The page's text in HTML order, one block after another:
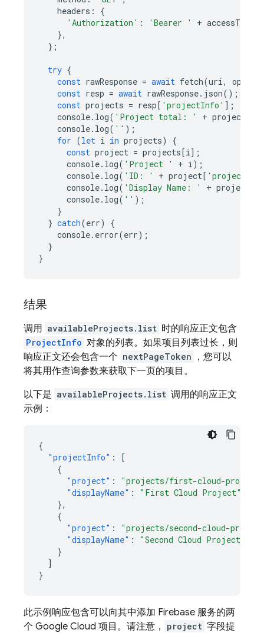
headers :
{
'Authorization' : 'Bearer ' + accessToken
},
};
try {
const rawResponse = await fetch(uri,
const resp = await rawResponse. json();
const projects = resp[ 'projectInfo' ];
console. log( 'Project total: ' + projects
console. log( '' );
for (let i in projects)
{
const project = projects[i];
console. log( 'Project ' + i);
console. log( 'ID: ' + project[ 'project'
console. log( 'Display Name: ' + project
console. log( '' );
}
} catch(err)
{
console. error(err);
}
}
结果
调用 availableProjects.list 时的响应正文包含
ProjectInfo 对象的列表。如果项目列表过长，则
响应正文还会包含一个 nextPageToken
，您可以
将其用作查询参数来获取下一页的项目。
以下是 availableProjects.list 调用的响应正文
示例：
{
"projectInfo" :
[
{
"project" :
"projects/first-cloud-project"
"displayName" :
"First Cloud Project"
},
{
"project" :
"projects/second-cloud-
"displayName" :
"Second Cloud Project"
}
]
}
此示例响应包含可以向其中添加 Firebase 服务的两
个 Google Cloud 项目。请注意， project 字段提